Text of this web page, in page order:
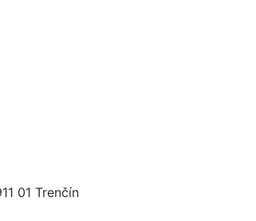
01 Trenčín